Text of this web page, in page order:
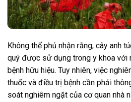
Không thể phủ nhận rằng, cây anh
quý được sử dụng trong y khoa với
bệnh hữu hiệu. Tuy nhiên, việc
thuốc và điều trị bệnh cần phải
soát nghiêm ngặt của cơ quan nhà